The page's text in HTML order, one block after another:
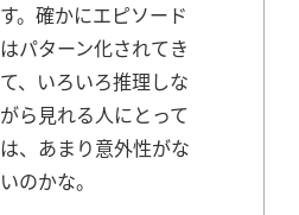
す。確かにエピソード
はパターン化されてき
て、いろいろ推理しな
がら見れる人にとって
は、あまり意外性がな
いのかな。